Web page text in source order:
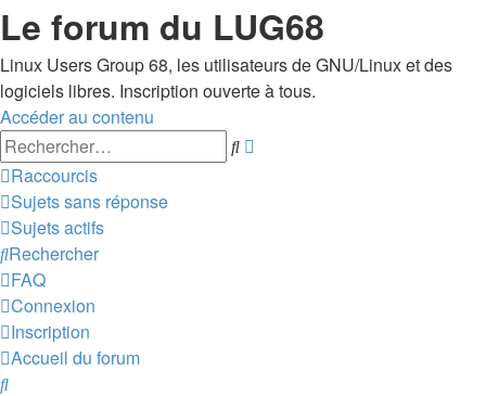
Le forum du LUG68
Linux Users Group 68, les utilisateurs de GNU/Linux et des
logiciels libres. Inscription ouverte à tous.
Accéder au contenu
Rechercher
Raccourcis
Sujets sans réponse
Sujets actifs
Rechercher
FAQ
Connexion
Inscription
Accueil du forum
Rechercher